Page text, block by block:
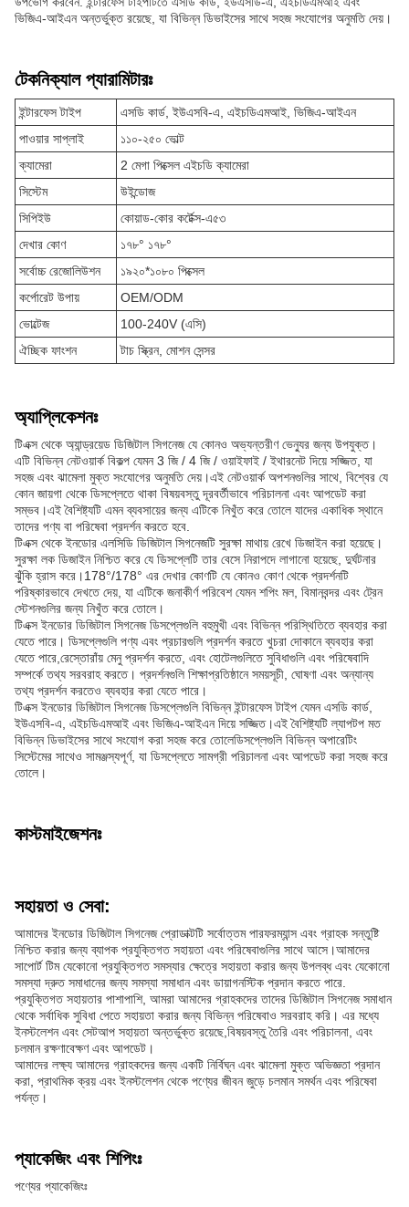
ভিজিএ-আইএন অন্তর্ভুক্ত রয়েছে, যা বিভিন্ন ডিভাইসের সাথে সহজ সংযোগের অনুমতি দেয়।
টেকনিক্যাল প্যারামিটারঃ
ইন্টারফেস টাইপ
এসডি কার্ড, ইউএসবি-এ, এইচডিএমআই, ভিজিএ-আইএন
পাওয়ার সাপ্লাই
১১০-২৫০ ভোল্ট
ক্যামেরা
2 মেগা পিক্সেল এইচডি ক্যামেরা
সিস্টেম
উইন্ডোজ
সিপিইউ
কোয়াড-কোর কর্টেক্স-এ৫৩
দেখার কোণ
১৭৮° ১৭৮°
সর্বোচ্চ রেজোলিউশন
১৯২০*১০৮০ পিক্সেল
কর্পোরেট উপায়
OEM/ODM
ভোল্টেজ
100-240V (এসি)
ঐচ্ছিক ফাংশন
টাচ স্ক্রিন, মোশন সেন্সর
অ্যাপ্লিকেশনঃ
টিএক্স থেকে অ্যান্ড্রয়েড ডিজিটাল সিগনেজ যে কোনও অভ্যন্তরীণ ভেন্যুর জন্য উপযুক্ত।
এটি বিভিন্ন নেটওয়ার্ক বিকল্প যেমন 3 জি / 4 জি / ওয়াইফাই / ইথারনেট দিয়ে সজ্জিত, যা
সহজ এবং ঝামেলা মুক্ত সংযোগের অনুমতি দেয়।এই নেটওয়ার্ক অপশনগুলির সাথে, বিশ্বের যে
কোন জায়গা থেকে ডিসপ্লেতে থাকা বিষয়বস্তু দূরবর্তীভাবে পরিচালনা এবং আপডেট করা
সম্ভব।এই বৈশিষ্ট্যটি এমন ব্যবসায়ের জন্য এটিকে নিখুঁত করে তোলে যাদের একাধিক স্থানে
তাদের পণ্য বা পরিষেবা প্রদর্শন করতে হবে.
টিএক্স থেকে ইনডোর এলসিডি ডিজিটাল সিগনেজটি সুরক্ষা মাথায় রেখে ডিজাইন করা হয়েছে।
সুরক্ষা লক ডিজাইন নিশ্চিত করে যে ডিসপ্লেটি তার বেসে নিরাপদে লাগানো হয়েছে, দুর্ঘটনার
ঝুঁকি হ্রাস করে।178°/178° এর দেখার কোণটি যে কোনও কোণ থেকে প্রদর্শনটি
পরিষ্কারভাবে দেখতে দেয়, যা এটিকে জনাকীর্ণ পরিবেশ যেমন শপিং মল, বিমানবন্দর এবং ট্রেন
স্টেশনগুলির জন্য নিখুঁত করে তোলে।
টিএক্স ইনডোর ডিজিটাল সিগনেজ ডিসপ্লেগুলি বহুমুখী এবং বিভিন্ন পরিস্থিতিতে ব্যবহার করা
যেতে পারে। ডিসপ্লেগুলি পণ্য এবং প্রচারগুলি প্রদর্শন করতে খুচরা দোকানে ব্যবহার করা
যেতে পারে,রেস্তোরাঁয় মেনু প্রদর্শন করতে, এবং হোটেলগুলিতে সুবিধাগুলি এবং পরিষেবাদি
সম্পর্কে তথ্য সরবরাহ করতে। প্রদর্শনগুলি শিক্ষাপ্রতিষ্ঠানে সময়সূচী, ঘোষণা এবং অন্যান্য
তথ্য প্রদর্শন করতেও ব্যবহার করা যেতে পারে।
টিএক্স ইনডোর ডিজিটাল সিগনেজ ডিসপ্লেগুলি বিভিন্ন ইন্টারফেস টাইপ যেমন এসডি কার্ড,
ইউএসবি-এ, এইচডিএমআই এবং ভিজিএ-আইএন দিয়ে সজ্জিত।এই বৈশিষ্ট্যটি ল্যাপটপ মত
বিভিন্ন ডিভাইসের সাথে সংযোগ করা সহজ করে তোলেডিসপ্লেগুলি বিভিন্ন অপারেটিং
সিস্টেমের সাথেও সামঞ্জস্যপূর্ণ, যা ডিসপ্লেতে সামগ্রী পরিচালনা এবং আপডেট করা সহজ করে
তোলে।
কাস্টমাইজেশনঃ
সহায়তা ও সেবা:
আমাদের ইনডোর ডিজিটাল সিগনেজ প্রোডাক্টটি সর্বোত্তম পারফরম্যান্স এবং গ্রাহক সন্তুষ্টি
নিশ্চিত করার জন্য ব্যাপক প্রযুক্তিগত সহায়তা এবং পরিষেবাগুলির সাথে আসে।আমাদের
সাপোর্ট টিম যেকোনো প্রযুক্তিগত সমস্যার ক্ষেত্রে সহায়তা করার জন্য উপলব্ধ এবং যেকোনো
সমস্যা দ্রুত সমাধানের জন্য সমস্যা সমাধান এবং ডায়াগনস্টিক প্রদান করতে পারে.
প্রযুক্তিগত সহায়তার পাশাপাশি, আমরা আমাদের গ্রাহকদের তাদের ডিজিটাল সিগনেজ সমাধান
থেকে সর্বাধিক সুবিধা পেতে সহায়তা করার জন্য বিভিন্ন পরিষেবাও সরবরাহ করি। এর মধ্যে
ইনস্টলেশন এবং সেটআপ সহায়তা অন্তর্ভুক্ত রয়েছে,বিষয়বস্তু তৈরি এবং পরিচালনা, এবং
চলমান রক্ষণাবেক্ষণ এবং আপডেট।
আমাদের লক্ষ্য আমাদের গ্রাহকদের জন্য একটি নির্বিঘ্ন এবং ঝামেলা মুক্ত অভিজ্ঞতা প্রদান
করা, প্রাথমিক ক্রয় এবং ইনস্টলেশন থেকে পণ্যের জীবন জুড়ে চলমান সমর্থন এবং পরিষেবা
পর্যন্ত।
প্যাকেজিং এবং শিপিংঃ
পণ্যের প্যাকেজিংঃ